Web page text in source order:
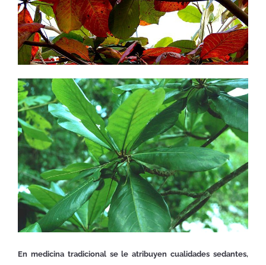
En medicina tradicional se le atribuyen cualidades sedantes,